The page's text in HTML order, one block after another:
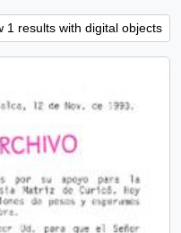
1 results with digital objects